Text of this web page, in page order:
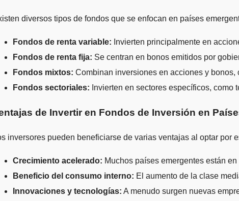
diversos tipos de fondos que se enfocan en países
Fondos de renta variable: Invierten principalmente en
Fondos de renta fija: Se centran en bonos emitidos por
Fondos mixtos: Combinan inversiones en acciones y
Fondos sectoriales: Invierten en sectores específicos,
de Invertir en Fondos de Inversión en
inversores pueden beneficiarse de varias ventajas al optar por
Crecimiento acelerado: Muchos países emergentes están
Beneficio del consumo interno: El aumento de la clase
Innovaciones y tecnologías: A menudo surgen nuevas